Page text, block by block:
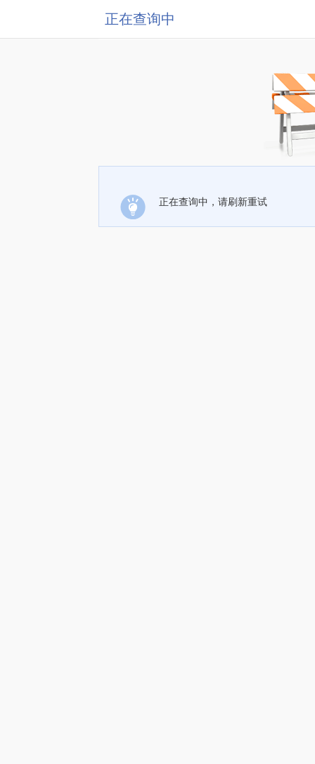
正在查询中
正在查询中，请刷新重试